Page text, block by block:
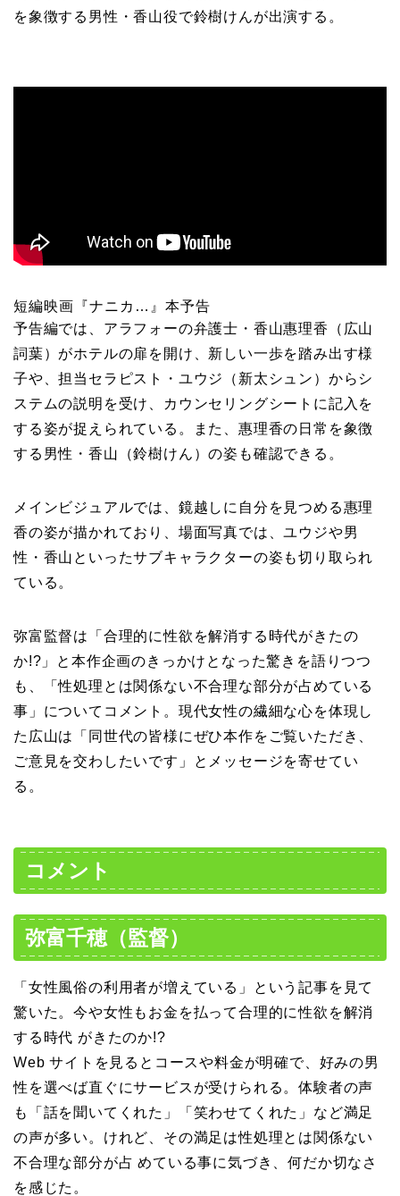
を象徴する男性・香山役で鈴樹けんが出演する。
短編映画『ナニカ…』本予告
予告編では、アラフォーの弁護士・香山惠理香（広山
詞葉）がホテルの扉を開け、新しい一歩を踏み出す様
子や、担当セラピスト・ユウジ（新太シュン）からシ
ステムの説明を受け、カウンセリングシートに記入を
する姿が捉えられている。また、惠理香の日常を象徴
する男性・香山（鈴樹けん）の姿も確認できる。
メインビジュアルでは、鏡越しに自分を見つめる惠理
香の姿が描かれており、場面写真では、ユウジや男
性・香山といったサブキャラクターの姿も切り取られ
ている。
弥富監督は「合理的に性欲を解消する時代がきたの
か!?」と本作企画のきっかけとなった驚きを語りつつ
も、「性処理とは関係ない不合理な部分が占めている
事」についてコメント。現代女性の繊細な心を体現し
た広山は「同世代の皆様にぜひ本作をご覧いただき、
ご意見を交わしたいです」とメッセージを寄せてい
る。
コメント
弥富千穂（監督）
「女性風俗の利用者が増えている」という記事を見て
驚いた。今や女性もお金を払って合理的に性欲を解消
する時代 がきたのか!?
Web サイトを見るとコースや料金が明確で、好みの男
性を選べば直ぐにサービスが受けられる。体験者の声
も「話を聞いてくれた」「笑わせてくれた」など満足
の声が多い。けれど、その満足は性処理とは関係ない
不合理な部分が占 めている事に気づき、何だか切なさ
を感じた。